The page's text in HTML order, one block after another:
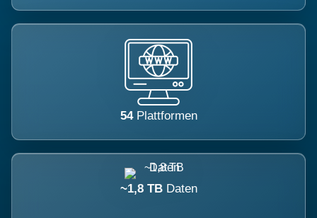
54 Plattformen
~1,8 TB Daten